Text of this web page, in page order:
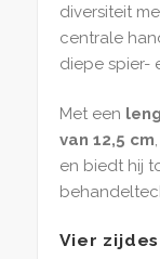
diversiteit
centrale
diepe spier-
Met een
van 12,5 cm
en biedt hij
Vier